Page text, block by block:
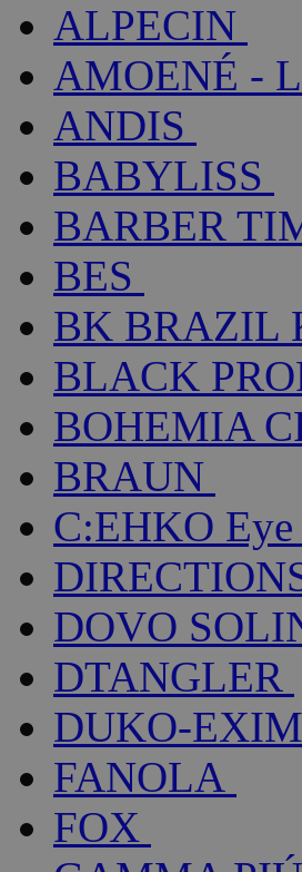
ALPECIN
AMOENÉ -
ANDIS
BABYLISS
BARBER
BES
BK BRAZIL
BLACK
BOHEMIA
BRAUN
C:EHKO Eye
DOVO
DTANGLER
DUKO-EXIM
FANOLA
FOX